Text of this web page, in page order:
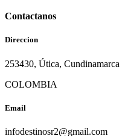
Contactanos
Direccion
253430, Útica, Cundinamarca
COLOMBIA
Email
infodestinosr2@gmail.com